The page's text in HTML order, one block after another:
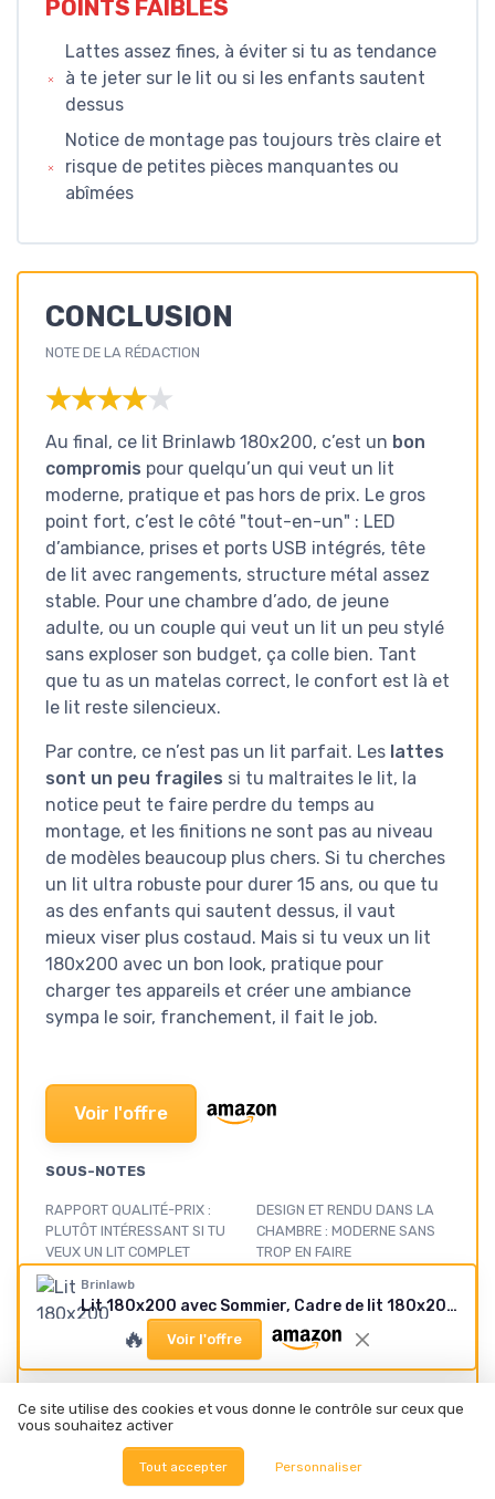
POINTS FAIBLES
Lattes assez fines, à éviter si tu as tendance
à te jeter sur le lit ou si les enfants sautent
dessus
Notice de montage pas toujours très claire et
risque de petites pièces manquantes ou
abîmées
CONCLUSION
NOTE DE LA RÉDACTION
★★★★★
★★★★★
Au final, ce lit Brinlawb 180x200, c’est un bon
compromis pour quelqu’un qui veut un lit
moderne, pratique et pas hors de prix. Le gros
point fort, c’est le côté "tout-en-un" : LED
d’ambiance, prises et ports USB intégrés, tête
de lit avec rangements, structure métal assez
stable. Pour une chambre d’ado, de jeune
adulte, ou un couple qui veut un lit un peu stylé
sans exploser son budget, ça colle bien. Tant
que tu as un matelas correct, le confort est là et
le lit reste silencieux.
Par contre, ce n’est pas un lit parfait. Les lattes
sont un peu fragiles si tu maltraites le lit, la
notice peut te faire perdre du temps au
montage, et les finitions ne sont pas au niveau
de modèles beaucoup plus chers. Si tu cherches
un lit ultra robuste pour durer 15 ans, ou que tu
as des enfants qui sautent dessus, il vaut
mieux viser plus costaud. Mais si tu veux un lit
180x200 avec un bon look, pratique pour
charger tes appareils et créer une ambiance
sympa le soir, franchement, il fait le job.
Voir l'offre
SOUS-NOTES
RAPPORT QUALITÉ-PRIX :
PLUTÔT INTÉRESSANT SI TU
VEUX UN LIT COMPLET
★★★★★
★★★★★
DESIGN ET RENDU DANS LA
CHAMBRE : MODERNE SANS
TROP EN FAIRE
CONFORT ET BRUIT : ÇA FAIT
LE JOB SI TU AS UN BON
MATÉRIAUX ET FINITIONS :
CORRECTS, AVEC QUELQUES
LIMITES
SOLIDITÉ ET LONGÉVITÉ : À
MANIER AVEC UN MINIMUM DE
Brinlawb
Lit 180x200 avec Sommier, Cadre de lit 180x200cm avec Éclairage LED et 2 Prises CA & 2 Ports USB, Tête de lit Rembourrée avec Rangement, Structure Stable, Effet Flottant, Tissu en Lin, Gris Gris 180x200cm
🔥 Voir l'offre
Ce site utilise des cookies et vous donne le contrôle sur ceux que
vous souhaitez activer
Tout accepter Personnaliser